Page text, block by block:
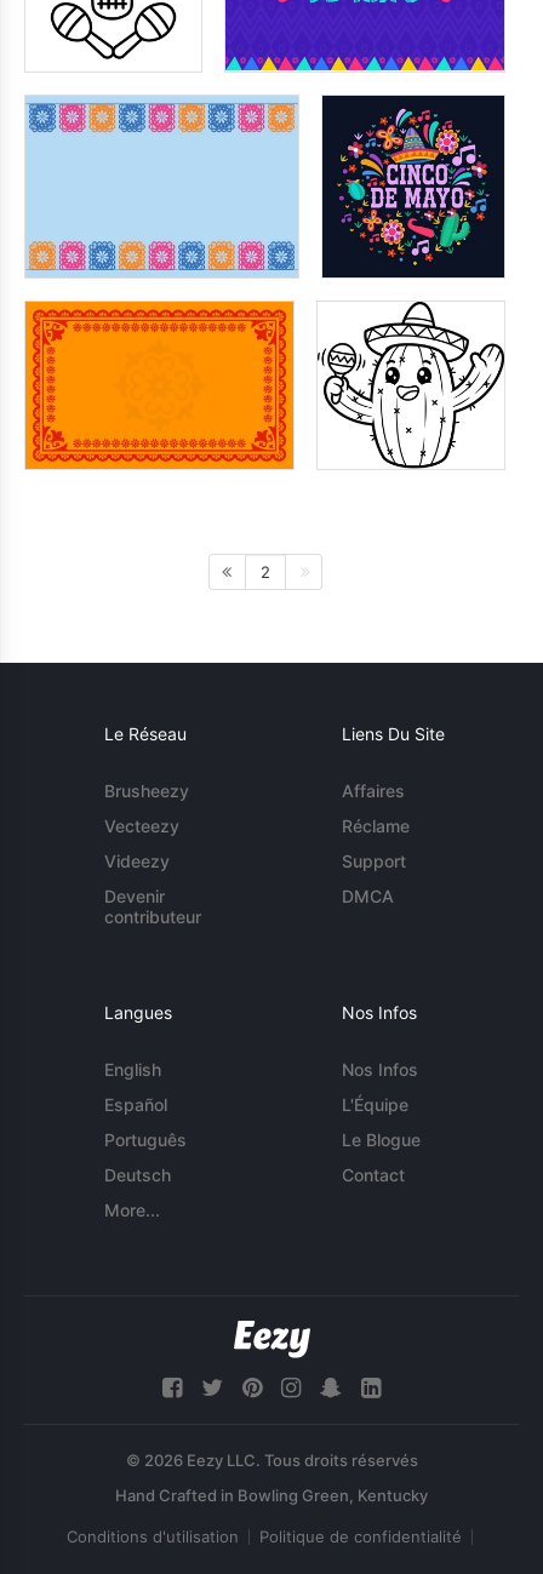
2
Le Réseau
Brusheezy
Vecteezy
Videezy
Devenir
contributeur
Liens Du Site
Affaires
Réclame
Support
DMCA
Langues
English
Español
Português
Deutsch
More...
Nos Infos
Nos Infos
L'Équipe
Le Blogue
Contact
© 2026 Eezy LLC. Tous droits réservés
Conditions d'utilisation Politique de confidentialité